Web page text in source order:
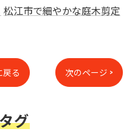
松江市で細やかな庭木剪定
戻る 次のページ >
グ